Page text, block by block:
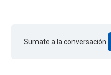
Sumate a la conversación.